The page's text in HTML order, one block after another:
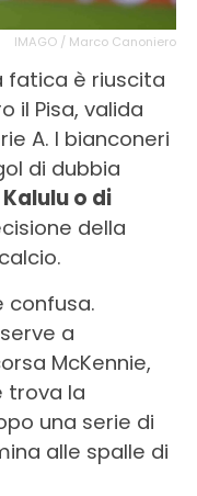
IMAGO / Marco Canoniero
fatica è riuscita
il Pisa, valida
A. I bianconeri
di dubbia
o di
della
confusa.
a
McKennie,
trova la
una serie di
alle spalle di